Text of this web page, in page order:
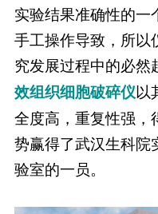
实验结果准确性的一
手工操作导致，所以
究发展过程中的必然
效组织细胞破碎仪以
全度高，重复性强，
势赢得了武汉生科院
验室的一员。